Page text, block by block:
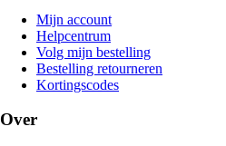
Mijn account
Helpcentrum
Volg mijn bestelling
Bestelling retourneren
Kortingscodes
Over